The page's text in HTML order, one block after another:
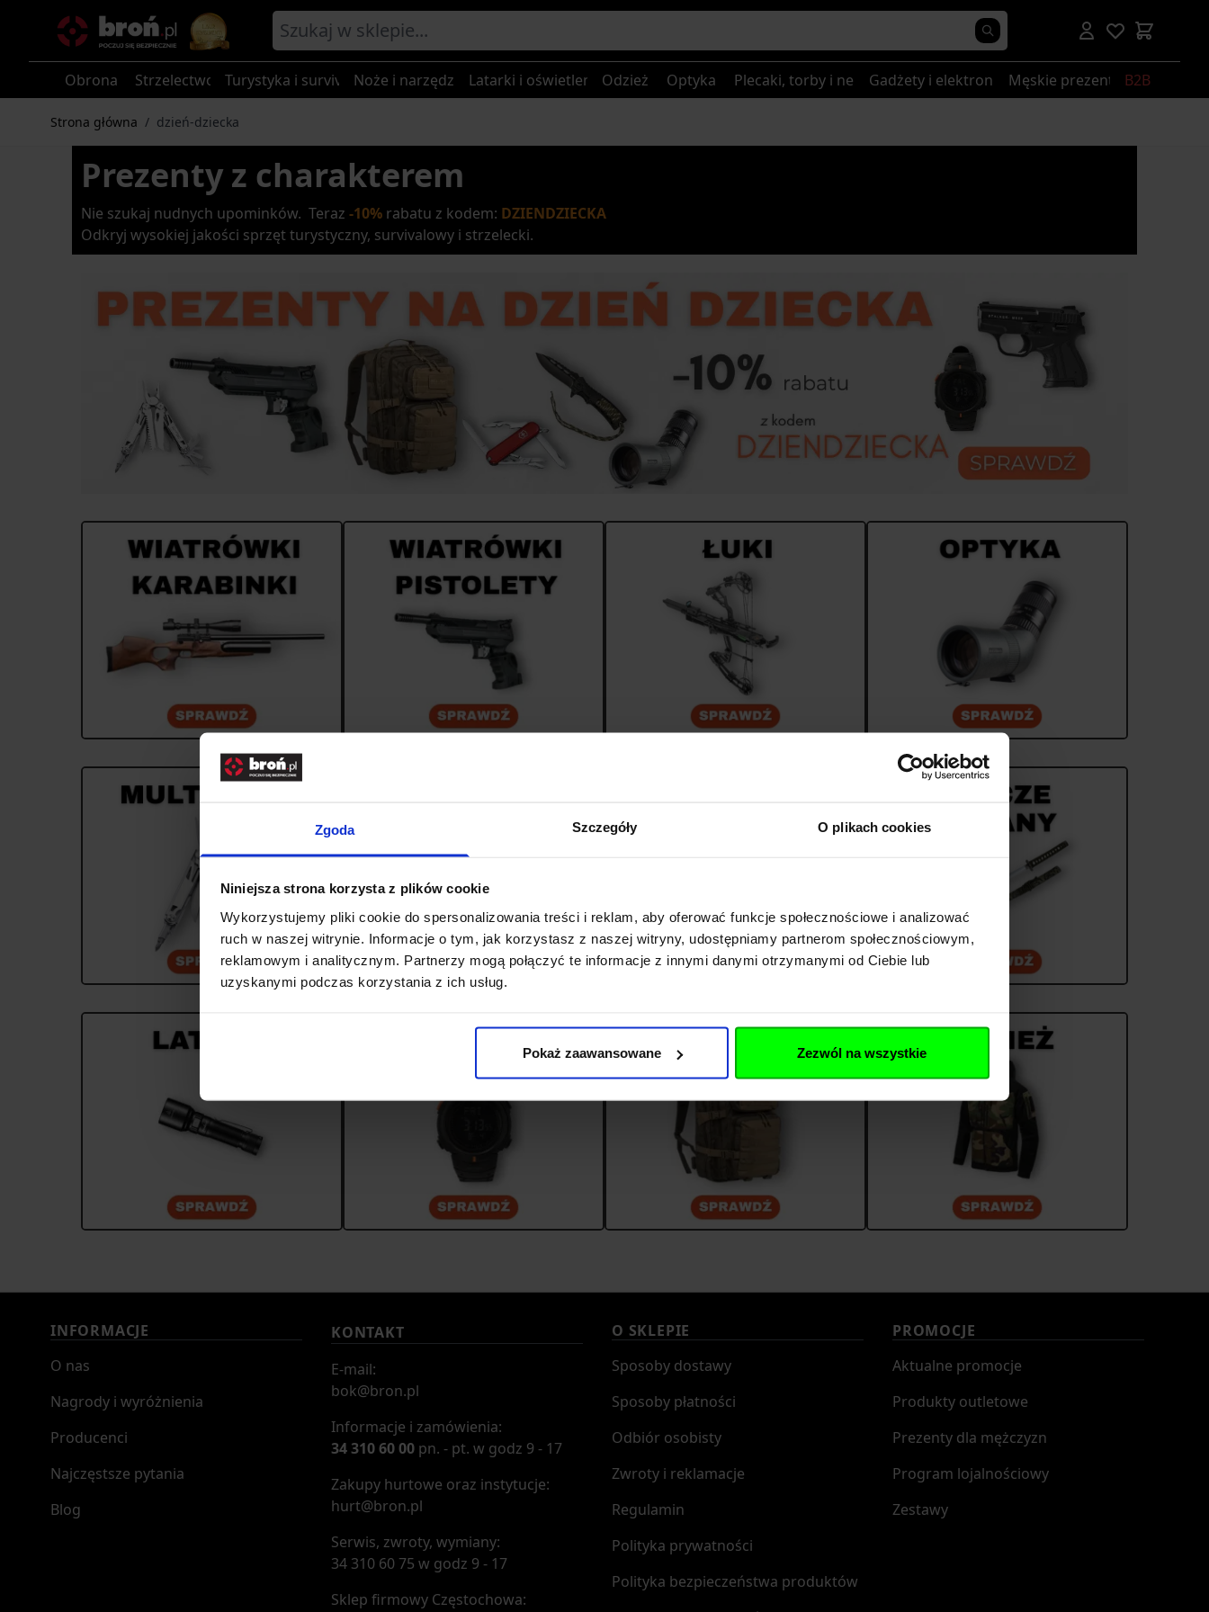
Zgoda Szczegóły O plikach cookies
Niniejsza strona korzysta z plików cookie
Wykorzystujemy pliki cookie do spersonalizowania treści i reklam, aby oferować funkcje społecznościowe i analizować
ruch w naszej witrynie. Informacje o tym, jak korzystasz z naszej witryny, udostępniamy partnerom społecznościowym,
reklamowym i analitycznym. Partnerzy mogą połączyć te informacje z innymi danymi otrzymanymi od Ciebie lub
uzyskanymi podczas korzystania z ich usług.
Pokaż zaawansowane Zezwól na wszystkie
Obrona Strzelectwo Turystyka i survival Noże i narzędzia Latarki i oświetlenieOdzież Optyka Plecaki, torby i nerkiGadżety i elektronikaMęskie prezenty B2B
Strona główna / dzień-dziecka
Prezenty z charakterem
Nie szukaj nudnych upominków. Teraz -10% rabatu z kodem: DZIENDZIECKA
Odkryj wysokiej jakości sprzęt turystyczny, survivalowy i strzelecki.
INFORMACJE
O nas
Nagrody i wyróżnienia
Producenci
Najczęstsze pytania
Blog
KONTAKT
E-mail:
bok@bron.pl
Informacje i zamówienia:
34 310 60 00 pn. - pt. w godz 9 - 17
Zakupy hurtowe oraz instytucje:
hurt@bron.pl
Serwis, zwroty, wymiany:
34 310 60 75 w godz 9 - 17
Sklep firmowy Częstochowa:
O SKLEPIE
Sposoby dostawy
Sposoby płatności
Odbiór osobisty
Zwroty i reklamacje
Regulamin
Polityka prywatności
Polityka bezpieczeństwa produktów
PROMOCJE
Aktualne promocje
Produkty outletowe
Prezenty dla mężczyzn
Program lojalnościowy
Zestawy